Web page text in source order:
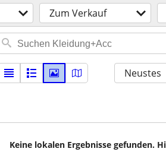
Zum Verkauf
Neustes
Keine lokalen Ergebnisse gefunden.